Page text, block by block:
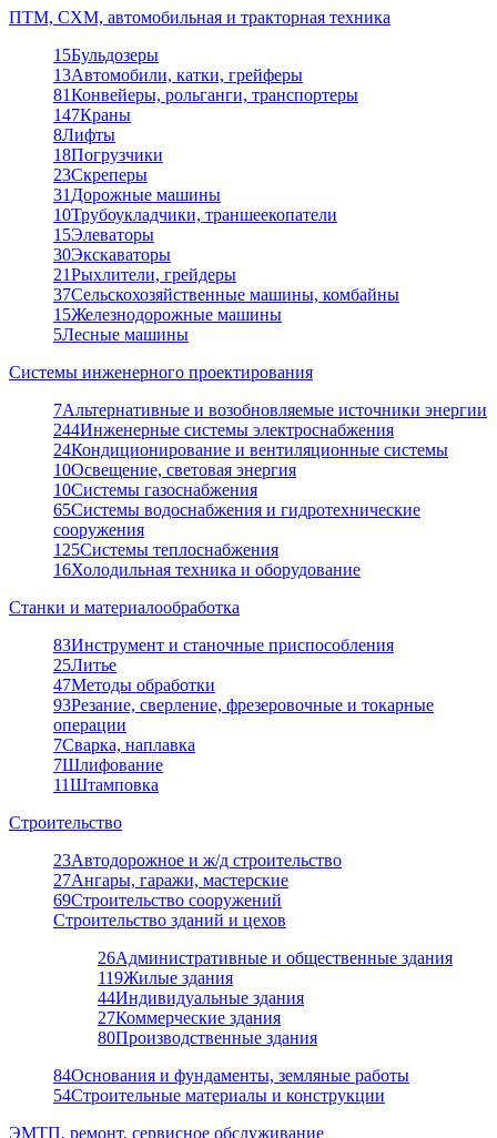
ПТМ, СХМ, автомобильная и тракторная техника
15Бульдозеры
13Автомобили, катки, грейферы
81Конвейеры, рольганги, транспортеры
147Краны
8Лифты
18Погрузчики
23Скреперы
31 Дорожные машины
10Трубоукладчики, траншеекопатели
15Элеваторы
30Экскаваторы
21Рыхлители, грейдеры
37Сельскохозяйственные машины, комбайны
15Железнодорожные машины
5Лесные машины
Системы инженерного проектирования
7Альтернативные и возобновляемые источники энергии
244Инженерные системы электроснабжения
24Кондиционирование и вентиляционные системы
10Освещение, световая энергия
10Системы газоснабжения
65Системы водоснабжения и гидротехнические
сооружения
125Системы теплоснабжения
16Холодильная техника и оборудование
Станки и материалообработка
83Инструмент и станочные приспособления
25Литье
47Методы обработки
93Резание, сверление, фрезеровочные и токарные
операции
7Сварка, наплавка
7Шлифование
11Штамповка
Строительство
23Автодорожное и ж/д строительство
27Ангары, гаражи, мастерские
69Строительство сооружений
Строительство зданий и цехов
26Административные и общественные здания
119Жилые здания
44Индивидуальные здания
27Коммерческие здания
80Производственные здания
84Основания и фундаменты, земляные работы
54Строительные материалы и конструкции
ЭМТП, ремонт, сервисное обслуживание